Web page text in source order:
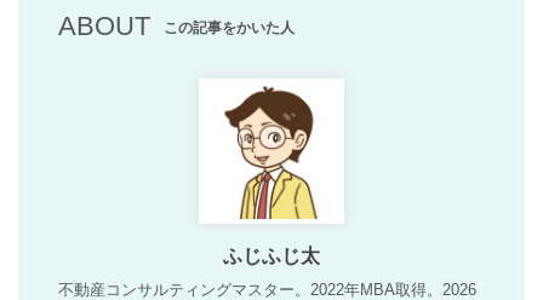
ABOUT この記事をかいた人
ふじふじ太
不動産コンサルティングマスター。2022年MBA取得。2026